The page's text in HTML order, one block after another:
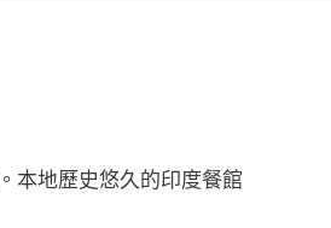
本地歷史悠久的印度餐館